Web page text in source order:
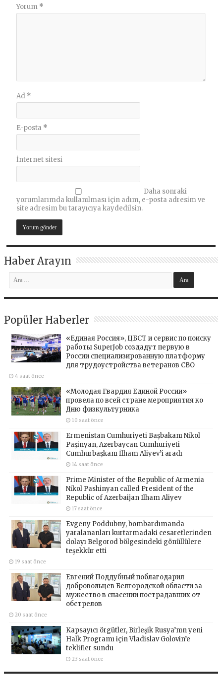
Yorum *
Ad *
E-posta *
İnternet sitesi
Daha sonraki
yorumlarımda kullanılması için adım, e-posta adresim ve
site adresim bu tarayıcıya kaydedilsin.
Haber Arayın
Popüler Haberler
«Единая Россия», ЦБСТ и сервис по поиску
работы SuperJob создадут первую в
России специализированную платформу
для трудоустройства ветеранов СВО
4 saat önce
«Молодая Гвардия Единой России»
провела по всей стране мероприятия ко
Дню физкультурника
10 saat önce
Ermenistan Cumhuriyeti Başbakanı Nikol
Paşinyan, Azerbaycan Cumhuriyeti
Cumhurbaşkanı İlham Aliyev’i aradı
14 saat önce
Prime Minister of the Republic of Armenia
Nikol Pashinyan called President of the
Republic of Azerbaijan Ilham Aliyev
17 saat önce
Evgeny Poddubny, bombardımanda
yaralananları kurtarmadaki cesaretlerinden
dolayı Belgorod bölgesindeki gönüllülere
teşekkür etti
19 saat önce
Евгений Поддубный поблагодарил
добровольцев Белгородской области за
мужество в спасении пострадавших от
обстрелов
20 saat önce
Kapsayıcı örgütler, Birleşik Rusya’nın yeni
Halk Programı için Vladislav Golovin’e
teklifler sundu
23 saat önce